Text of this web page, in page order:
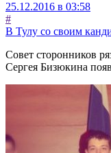
25.12.2016 в 03:58
#
В Тулу со своим
Совет сторонников
Сергея Бизюкина